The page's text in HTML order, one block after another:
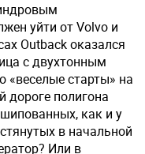
уйти от Volvo и
Outback оказался
с двухтонным
«веселые старты» на
дороге полигона
как и у
в начальной
Или в